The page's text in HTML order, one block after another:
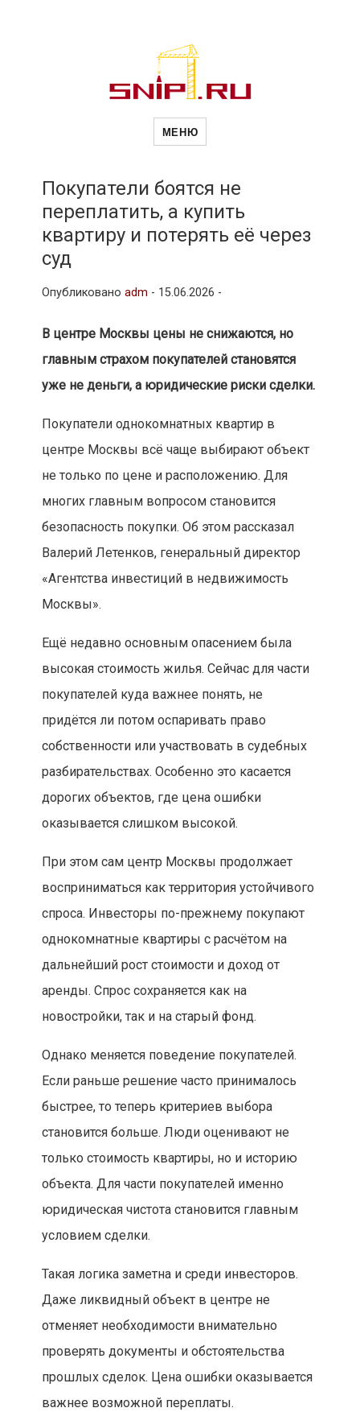
Новости
и
МЕНЮ
Покупатели боятся не
переплатить, а купить
квартиру и потерять её через
суд
Опубликовано adm - 15.06.2026 -
В центре Москвы цены не снижаются, но
главным страхом покупателей становятся
уже не деньги, а юридические риски сделки.
Покупатели однокомнатных квартир в
центре Москвы всё чаще выбирают объект
не только по цене и расположению. Для
многих главным вопросом становится
безопасность покупки. Об этом рассказал
Валерий Летенков, генеральный директор
«Агентства инвестиций в недвижимость
Москвы».
Ещё недавно основным опасением была
высокая стоимость жилья. Сейчас для части
покупателей куда важнее понять, не
придётся ли потом оспаривать право
собственности или участвовать в судебных
разбирательствах. Особенно это касается
дорогих объектов, где цена ошибки
оказывается слишком высокой.
При этом сам центр Москвы продолжает
восприниматься как территория устойчивого
спроса. Инвесторы по-прежнему покупают
однокомнатные квартиры с расчётом на
дальнейший рост стоимости и доход от
аренды. Спрос сохраняется как на
новостройки, так и на старый фонд.
Однако меняется поведение покупателей.
Если раньше решение часто принималось
быстрее, то теперь критериев выбора
становится больше. Люди оценивают не
только стоимость квартиры, но и историю
объекта. Для части покупателей именно
юридическая чистота становится главным
условием сделки.
Такая логика заметна и среди инвесторов.
Даже ликвидный объект в центре не
отменяет необходимости внимательно
проверять документы и обстоятельства
прошлых сделок. Цена ошибки оказывается
важнее возможной переплаты.